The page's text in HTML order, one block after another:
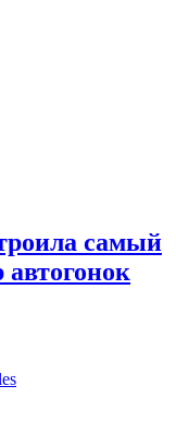
самый